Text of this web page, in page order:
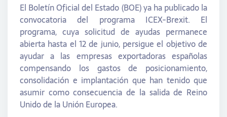
El Boletín Oficial del Estado (BOE) ya ha publicado la
convocatoria del programa ICEX-Brexit. El
programa, cuya solicitud de ayudas permanece
abierta hasta el 12 de junio, persigue el objetivo de
ayudar a las empresas exportadoras españolas
compensando los gastos de posicionamiento,
consolidación e implantación que han tenido que
asumir como consecuencia de la salida de Reino
Unido de la Unión Europea.